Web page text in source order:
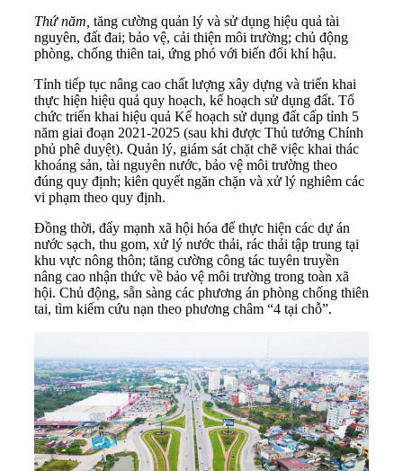
Thứ năm, tăng cường quản lý và sử dụng hiệu quả tài
nguyên, đất đai; bảo vệ, cải thiện môi trường; chủ động
phòng, chống thiên tai, ứng phó với biến đổi khí hậu.
Tỉnh tiếp tục nâng cao chất lượng xây dựng và triển khai
thực hiện hiệu quả quy hoạch, kế hoạch sử dụng đất. Tổ
chức triển khai hiệu quả Kế hoạch sử dụng đất cấp tỉnh 5
năm giai đoạn 2021-2025 (sau khi được Thủ tướng Chính
phủ phê duyệt). Quản lý, giám sát chặt chẽ việc khai thác
khoáng sản, tài nguyên nước, bảo vệ môi trường theo
đúng quy định; kiên quyết ngăn chặn và xử lý nghiêm các
vi phạm theo quy định.
Đồng thời, đẩy mạnh xã hội hóa để thực hiện các dự án
nước sạch, thu gom, xử lý nước thải, rác thải tập trung tại
khu vực nông thôn; tăng cường công tác tuyên truyền
nâng cao nhận thức về bảo vệ môi trường trong toàn xã
hội. Chủ động, sẵn sàng các phương án phòng chống thiên
tai, tìm kiếm cứu nạn theo phương châm “4 tại chỗ”.